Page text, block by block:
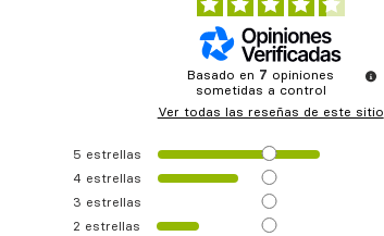
Basado en 7 opiniones
sometidas a control
Ver todas las reseñas de este sitio
5 estrellas
4 estrellas
3 estrellas
2 estrellas